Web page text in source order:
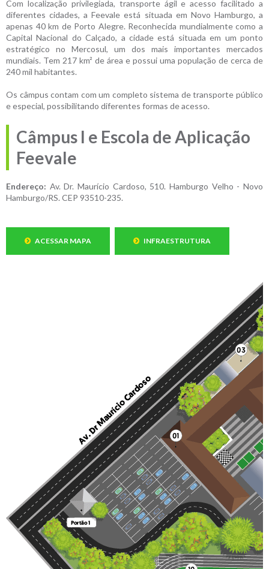
Com localização privilegiada, transporte ágil e acesso facilitado a
diferentes cidades, a Feevale está situada em Novo Hamburgo, a
apenas 40 km de Porto Alegre. Reconhecida mundialmente como a
Capital Nacional do Calçado, a cidade está situada em um ponto
estratégico no Mercosul, um dos mais importantes mercados
mundiais. Tem 217 km² de área e possui uma população de cerca de
240 mil habitantes.
Os câmpus contam com um completo sistema de transporte público
e especial, possibilitando diferentes formas de acesso.
Câmpus I e Escola de Aplicação
Feevale
Endereço: Av. Dr. Maurício Cardoso, 510. Hamburgo Velho - Novo
Hamburgo/RS. CEP 93510-235.
ACESSAR MAPA INFRAESTRUTURA